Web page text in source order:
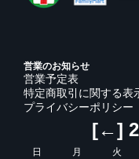
営業のお知らせ
営業予定表
特定商取引に関する表
プライバシーポリシー
[←]
日 月 火